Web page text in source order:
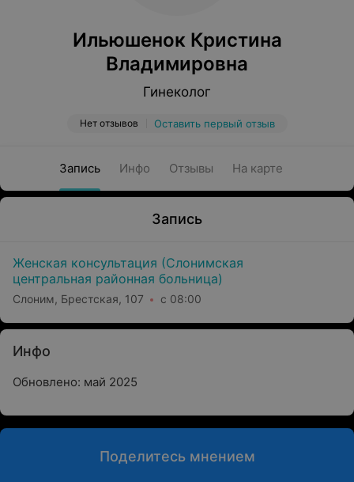
Ильюшенок Кристина
Владимировна
Гинеколог
Нет отзывов Оставить первый отзыв
Запись Инфо Отзывы На карте
Запись
Женская консультация (Слонимская
центральная районная больница)
Слоним, Брестская, 107 с 08:00
Инфо
Обновлено: май 2025
Поделитесь мнением